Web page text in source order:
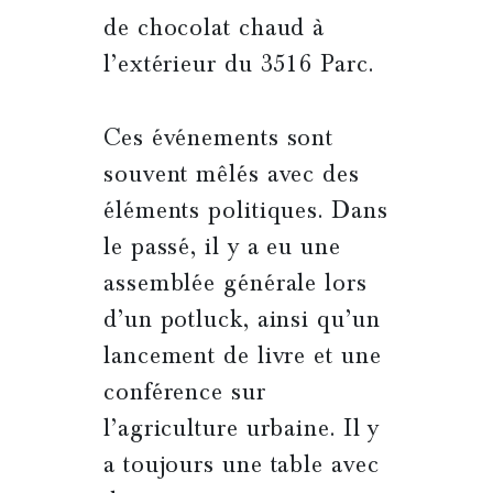
de chocolat chaud à
l’extérieur du 3516 Parc.
Ces événements sont
souvent mêlés avec des
éléments politiques. Dans
le passé, il y a eu une
assemblée générale lors
d’un potluck, ainsi qu’un
lancement de livre et une
conférence sur
l’agriculture urbaine. Il y
a toujours une table avec